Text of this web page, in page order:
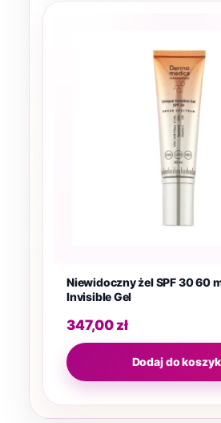
Niewidoczny żel SPF 30 60
Invisible Gel
347,00 zł
Dodaj do